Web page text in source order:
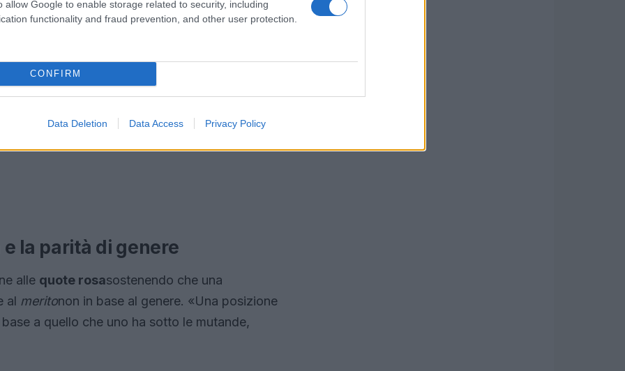
allow Google to enable storage related to security, including
functionality and fraud prevention, and other user protection.
CONFIRM
Data Deletion Data Access Privacy Policy
la parità di genere
alle quote rosasostenendo che una
al meritonon in base al genere. «Una posizione
a quello che uno ha sotto le mutande,